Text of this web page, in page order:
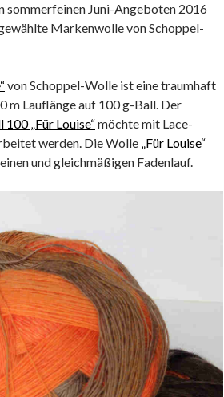
sommerfeinen Juni-Angeboten 2016
Markenwolle von Schoppel-
von Schoppel-Wolle ist eine traumhaft
m Lauflänge auf 100 g-Ball. Der
100 „Für Louise“möchte mit Lace-
werden. Die Wolle „Für Louise“
und gleichmäßigen Fadenlauf.